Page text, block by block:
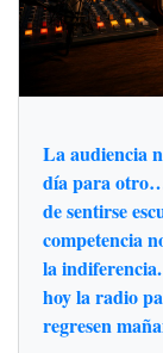
La audiencia
día para
de sentirse
competencia
la
hoy la radio
regresen